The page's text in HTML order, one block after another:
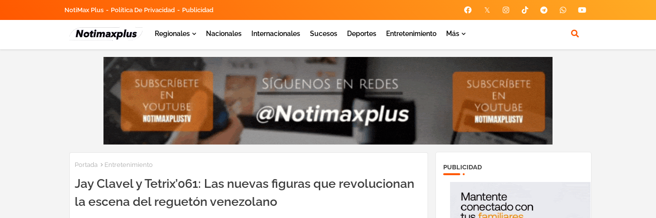
NotiMax Plus Política De Privacidad Publicidad
Regionales Nacionales Internacionales Sucesos Deportes Entretenimiento Más
Portada Entretenimiento
Jay Clavel y Tetrix’061: Las nuevas figuras que revolucionan
la escena del reguetón venezolano
PUBLICIDAD